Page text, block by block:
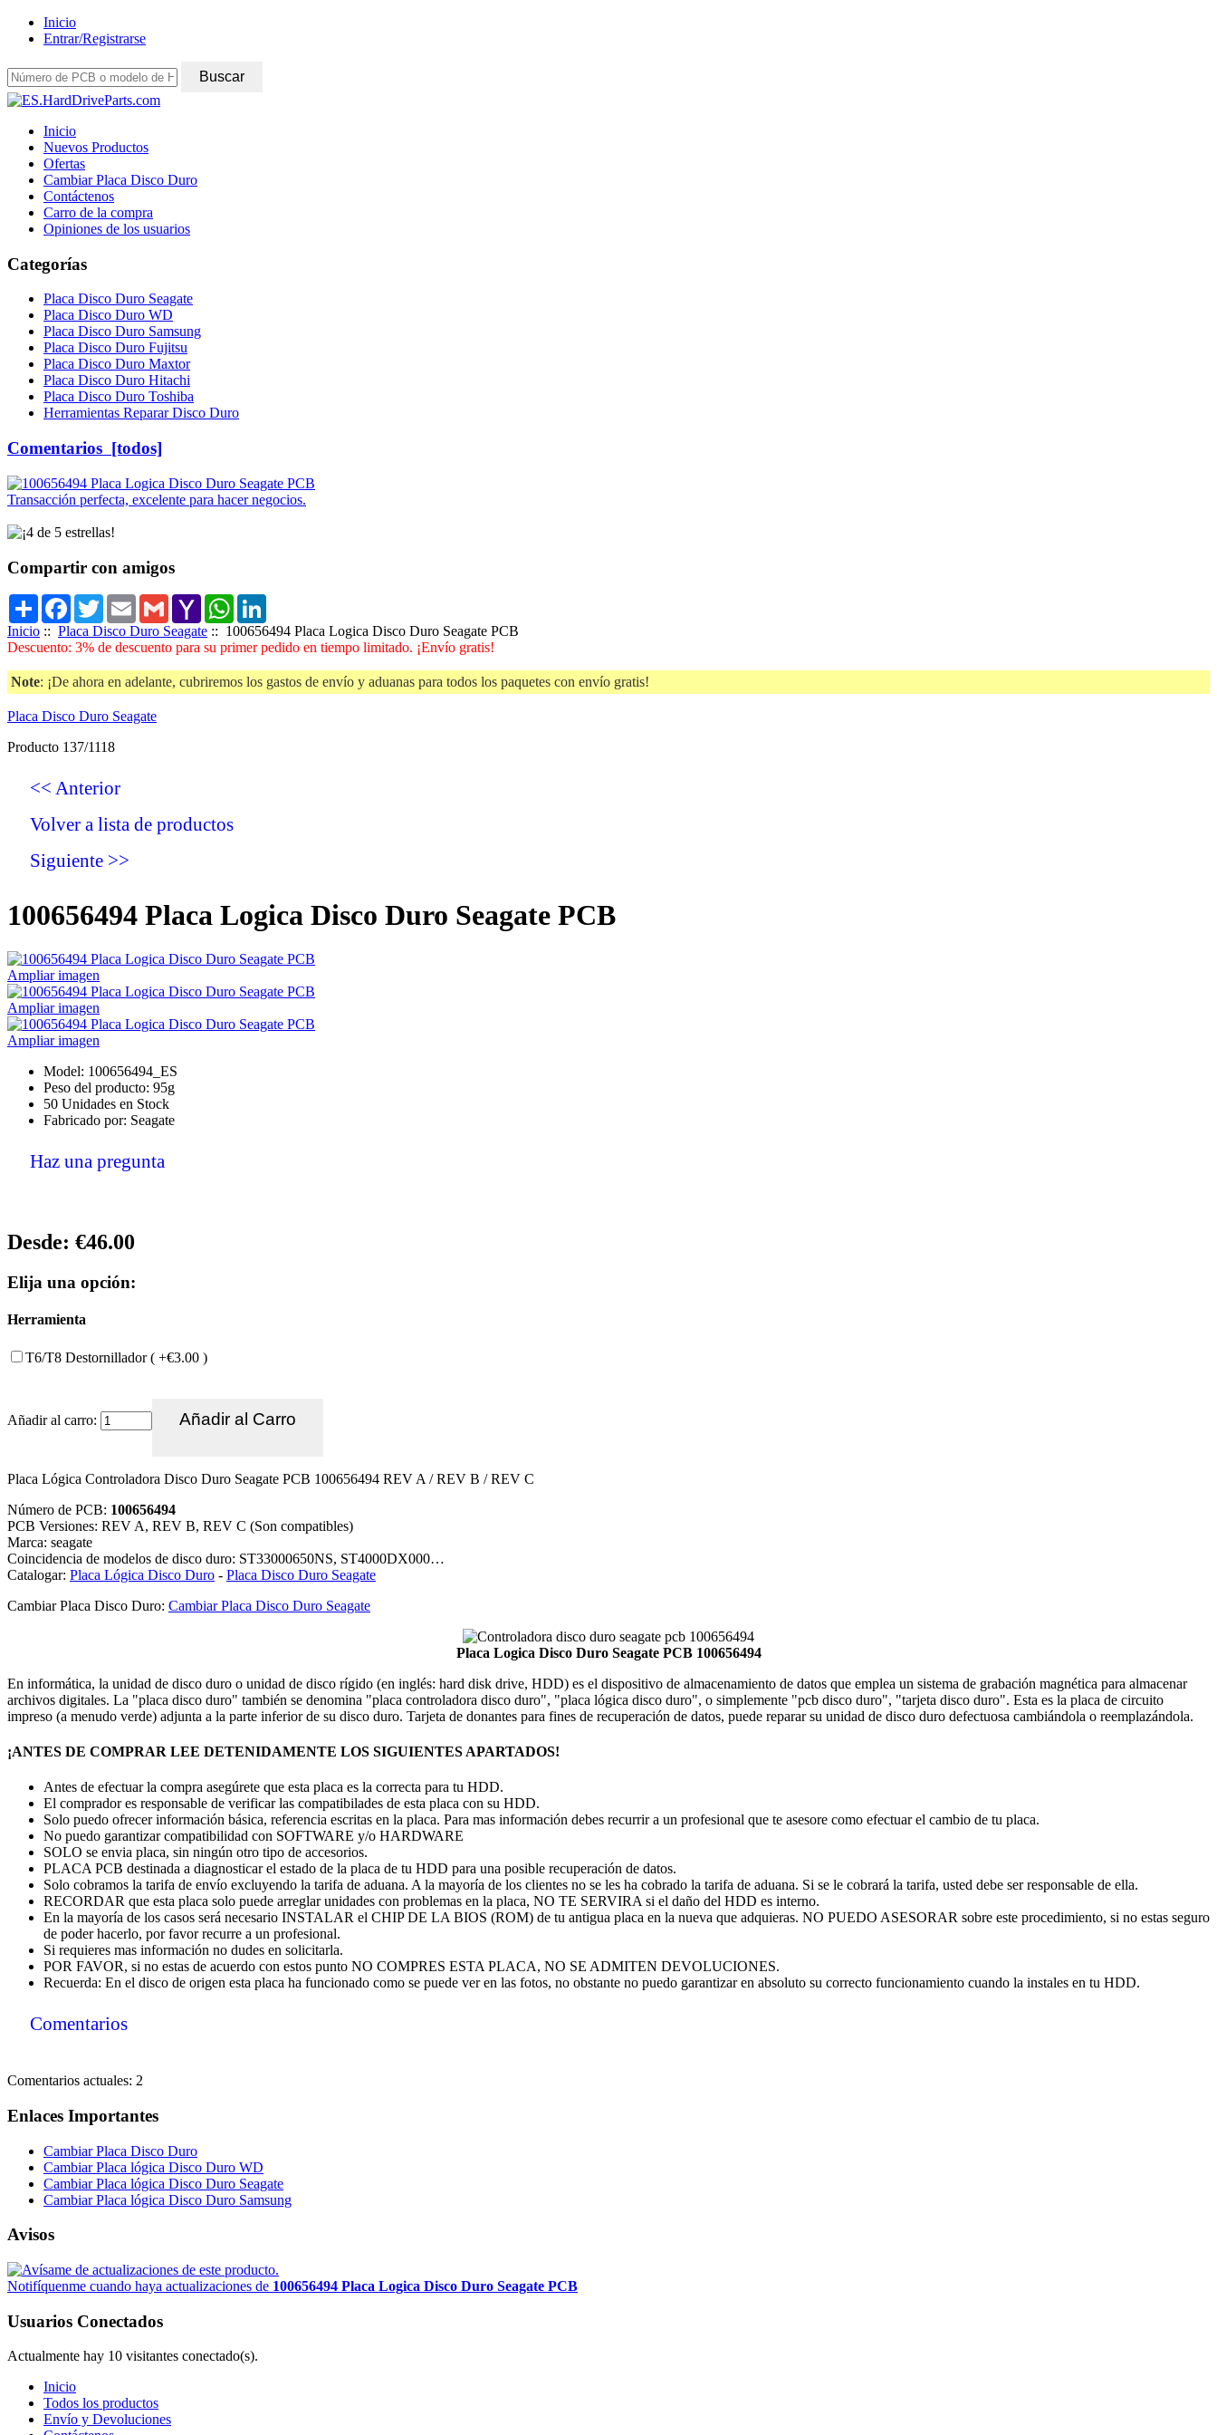
Inicio
Entrar/Registrarse
Inicio
Nuevos Productos
Ofertas
Cambiar Placa Disco Duro
Contáctenos
Carro de la compra
Opiniones de los usuarios
Categorías
Placa Disco Duro Seagate
Placa Disco Duro WD
Placa Disco Duro Samsung
Placa Disco Duro Fujitsu
Placa Disco Duro Maxtor
Placa Disco Duro Hitachi
Placa Disco Duro Toshiba
Herramientas Reparar Disco Duro
Comentarios [todos]
Transacción perfecta, excelente para hacer negocios.
Compartir con amigos
Share Facebook
TwitterEmail Gmail Yahoo
Mail
WhatsApp
Inicio :: Placa Disco Duro Seagate :: 100656494 Placa Logica Disco Duro Seagate PCB
Descuento: 3% de descuento para su primer pedido en tiempo limitado. ¡Envío gratis!
Note: ¡De ahora en adelante, cubriremos los gastos de envío y aduanas para todos los paquetes con envío gratis!
Placa Disco Duro Seagate
Producto 137/1118
<< Anterior
Volver a lista de productos
Siguiente >>
100656494 Placa Logica Disco Duro Seagate PCB
Ampliar imagen
Ampliar imagen
Ampliar imagen
Model: 100656494_ES
Peso del producto: 95g
50 Unidades en Stock
Fabricado por: Seagate
Haz una pregunta
Desde: €46.00
Elija una opción:
Herramienta
T6/T8 Destornillador ( +€3.00 )
Añadir al carro:
Placa Lógica Controladora Disco Duro Seagate PCB 100656494 REV A / REV B / REV C
Número de PCB: 100656494
PCB Versiones: REV A, REV B, REV C (Son compatibles)
Marca: seagate
Coincidencia de modelos de disco duro: ST33000650NS, ST4000DX000…
Catalogar: Placa Lógica Disco Duro - Placa Disco Duro Seagate
Cambiar Placa Disco Duro: Cambiar Placa Disco Duro Seagate
Placa Logica Disco Duro Seagate PCB 100656494
En informática, la unidad de disco duro o unidad de disco rígido (en inglés: hard disk drive, HDD) es el dispositivo de almacenamiento de datos que emplea un sistema de grabación magnética para almacenar
archivos digitales. La "placa disco duro" también se denomina "placa controladora disco duro", "placa lógica disco duro", o simplemente "pcb disco duro", "tarjeta disco duro". Esta es la placa de circuito
impreso (a menudo verde) adjunta a la parte inferior de su disco duro. Tarjeta de donantes para fines de recuperación de datos, puede reparar su unidad de disco duro defectuosa cambiándola o reemplazándola.
¡ANTES DE COMPRAR LEE DETENIDAMENTE LOS SIGUIENTES APARTADOS!
Antes de efectuar la compra asegúrete que esta placa es la correcta para tu HDD.
El comprador es responsable de verificar las compatibilades de esta placa con su HDD.
Solo puedo ofrecer información básica, referencia escritas en la placa. Para mas información debes recurrir a un profesional que te asesore como efectuar el cambio de tu placa.
No puedo garantizar compatibilidad con SOFTWARE y/o HARDWARE
SOLO se envia placa, sin ningún otro tipo de accesorios.
PLACA PCB destinada a diagnosticar el estado de la placa de tu HDD para una posible recuperación de datos.
Solo cobramos la tarifa de envío excluyendo la tarifa de aduana. A la mayoría de los clientes no se les ha cobrado la tarifa de aduana. Si se le cobrará la tarifa, usted debe ser responsable de ella.
RECORDAR que esta placa solo puede arreglar unidades con problemas en la placa, NO TE SERVIRA si el daño del HDD es interno.
En la mayoría de los casos será necesario INSTALAR el CHIP DE LA BIOS (ROM) de tu antigua placa en la nueva que adquieras. NO PUEDO ASESORAR sobre este procedimiento, si no estas seguro
de poder hacerlo, por favor recurre a un profesional.
Si requieres mas información no dudes en solicitarla.
POR FAVOR, si no estas de acuerdo con estos punto NO COMPRES ESTA PLACA, NO SE ADMITEN DEVOLUCIONES.
Recuerda: En el disco de origen esta placa ha funcionado como se puede ver en las fotos, no obstante no puedo garantizar en absoluto su correcto funcionamiento cuando la instales en tu HDD.
Comentarios
Comentarios actuales: 2
Enlaces Importantes
Cambiar Placa Disco Duro
Cambiar Placa lógica Disco Duro WD
Cambiar Placa lógica Disco Duro Seagate
Cambiar Placa lógica Disco Duro Samsung
Avisos
Notifíquenme cuando haya actualizaciones de 100656494 Placa Logica Disco Duro Seagate PCB
Usuarios Conectados
Actualmente hay 10 visitantes conectado(s).
Inicio
Todos los productos
Envío y Devoluciones